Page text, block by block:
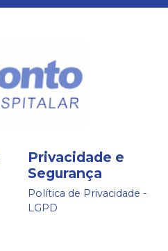
Privacidade e
Segurança
Política de Privacidade -
LGPD